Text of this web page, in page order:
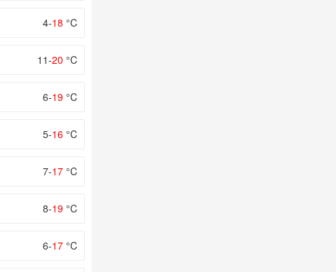
4-18 °C
11-20 °C
6-19 °C
5-16 °C
7-17 °C
8-19 °C
6-17 °C